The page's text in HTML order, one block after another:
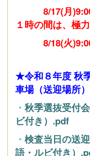
8/17(月)9:00
１時の間は、極
8/18(火)9:00
★令和８年度 秋
車場（送迎場所
・ 秋季選抜受付
ビ付き）.pdf
・ 検査当日の送
語・ルビ付き）